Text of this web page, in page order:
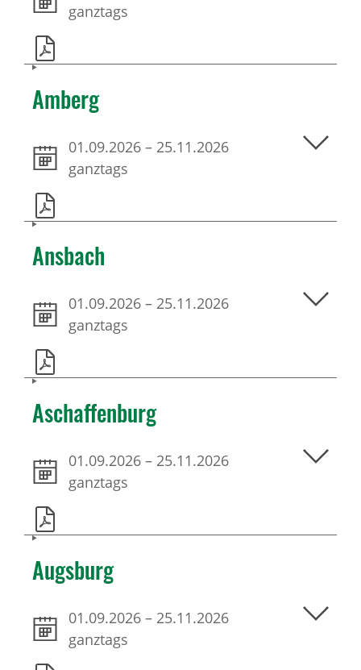
ganztags
Amberg
01.09.2026 – 25.11.2026
ganztags
Ansbach
01.09.2026 – 25.11.2026
ganztags
Aschaffenburg
01.09.2026 – 25.11.2026
ganztags
Augsburg
01.09.2026 – 25.11.2026
ganztags